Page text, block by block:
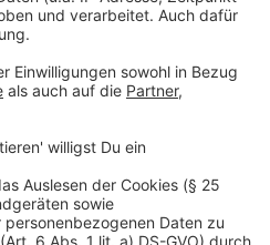
Consent
erfolgreich
Vorurteilen kämpfen, doch
NBA-Teams? Isla hat es